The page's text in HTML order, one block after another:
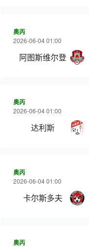
奥丙
2026-06-04 01:00
阿图斯维尔登
奥丙
2026-06-04 01:00
达利斯
奥丙
2026-06-04 01:00
卡尔斯多夫
奥丙